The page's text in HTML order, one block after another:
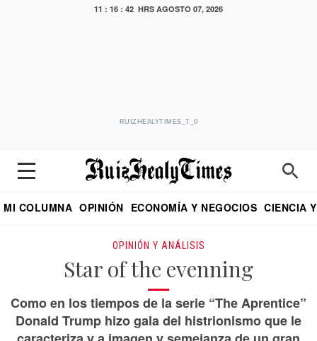
11 : 16 : 43 HRS AGOSTO 07, 2026
RUIZHEALYTIMES_T_0
MI COLUMNA OPINIÓN ECONOMÍA Y NEGOCIOS CIENCIA
OPINIÓN Y ANÁLISIS
Star of the evenning
Como en los tiempos de la serie “The Aprentice”
Donald Trump hizo gala del histrionismo que le